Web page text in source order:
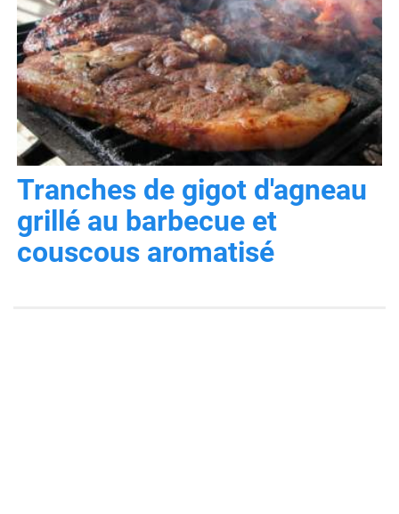
Tranches de gigot d'agneau
grillé au barbecue et
couscous aromatisé